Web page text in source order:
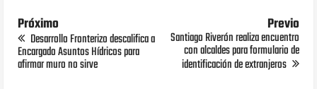
Próximo
Desarrollo Fronterizo descalifica a
Encargado Asuntos Hídricos para
afirmar muro no sirve
Previo
Santiago Riverón realiza encuentro
con alcaldes para formulario de
identificación de extranjeros